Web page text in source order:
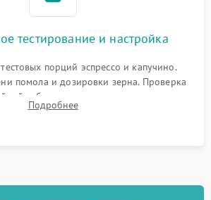
тестирование и настройка
порций эспрессо и капучино.
помола и дозировки зерна. Проверка
таблетки, температуры напитка и
пены. Контроль отсутствия посторонних
Подробнее